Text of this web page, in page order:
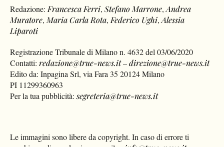
Redazione:Francesca Ferri,Stefano Marrone,Andrea
Muratore,Maria Carla Rota,Federico Ughi,Alessia
Liparoti
Registrazione Tribunale di Milano n. 4632 del 03/06/2020
Contatti:redazione@true-news.it–direzione@true-news.it
Edito da: Inpagina Srl, via Fara 35 20124 Milano
PI 11299360963
Per la tua pubblicità:segreteria@true-news.it
Le immagini sono libere da copyright. In caso di errore ti